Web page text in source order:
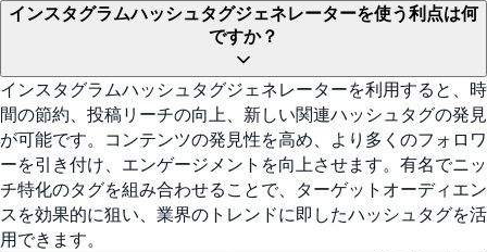
インスタグラムハッシュタグジェネレーターを使う利点は何
ですか？
インスタグラムハッシュタグジェネレーターを利用すると、時
間の節約、投稿リーチの向上、新しい関連ハッシュタグの発見
が可能です。コンテンツの発見性を高め、より多くのフォロワ
ーを引き付け、エンゲージメントを向上させます。有名でニッ
チ特化のタグを組み合わせることで、ターゲットオーディエン
スを効果的に狙い、業界のトレンドに即したハッシュタグを活
用できます。